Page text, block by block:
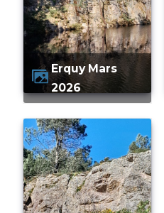
Erquy Mars
2026